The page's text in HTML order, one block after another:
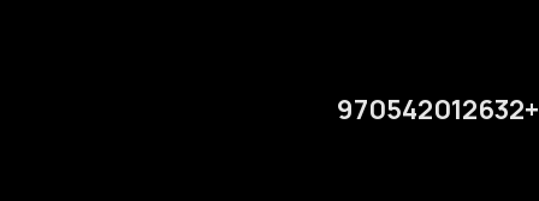
+970542012632